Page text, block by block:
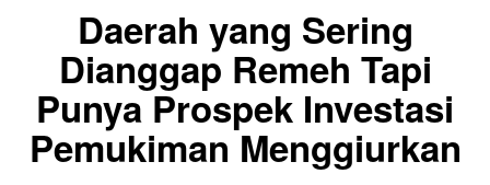
Daerah yang Sering
Dianggap Remeh Tapi
Punya Prospek Investasi
Pemukiman Menggiurkan